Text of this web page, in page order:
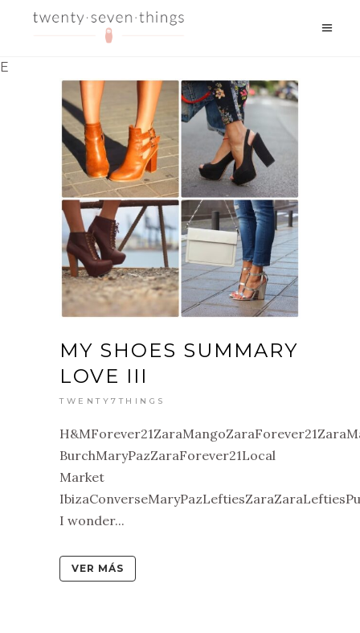
E
MY SHOES SUMMARY
LOVE III
TWENTY7THINGS
BurchMaryPazZaraForever21Local
Market
I wonder...
VER MÁS